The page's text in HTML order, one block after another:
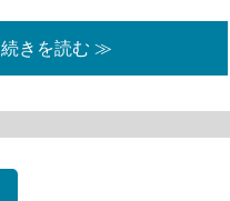
続きを読む ≫